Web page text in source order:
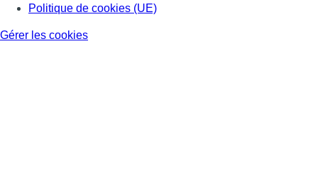
Politique de cookies (UE)
Gérer les cookies